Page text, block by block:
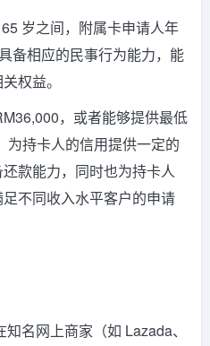
岁之间，附属卡申请人年
备相应的民事行为能力，能
权益。
，或者能够提供最低
为持卡人的信用提供一定的
款能力，同时也为持卡人
不同收入水平客户的申请
知名网上商家（如 Lazada、